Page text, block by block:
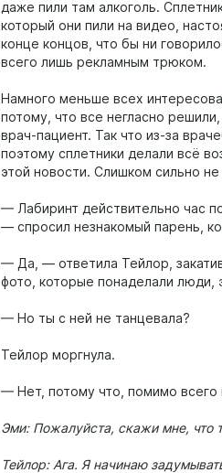
даже пили там алкоголь.
который они пили на видео,
конце концов, что бы ни
всего лишь рекламным трюком.
Намного меньше всех
потому, что все негласно
врач-пациент. Так что из-за
поэтому сплетники делали всё
этой новости. Слишком сильно не
— Лабиринт действительно час
— спросил незнакомый парень,
— Да, — ответила Тейлор,
фото, которые понаделали люди,
— Но ты с ней не танцевала?
Тейлор моргнула.
— Нет, потому что, помимо
Эми: Пожалуйста, скажи мне, что
Тейлор: Ага. Я начинаю